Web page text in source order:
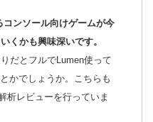
ンソール向けゲームが今
くかも興味深いです。
だとフルでLumen使って
かでしょうか。こちらも
析レビューを行っていま